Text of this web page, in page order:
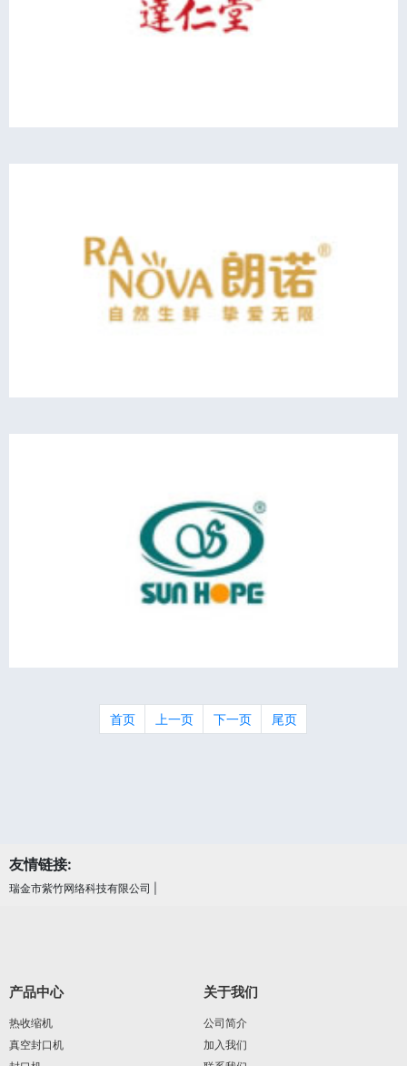
首页 上一页 下一页 尾页
友情链接:
瑞金市紫竹网络科技有限公司
产品中心
热收缩机
真空封口机
关于我们
公司简介
加入我们